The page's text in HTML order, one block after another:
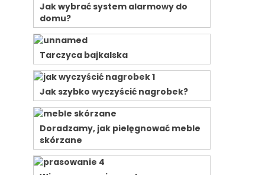
Jak wybrać system alarmowy do
domu?
Tarczyca bajkalska
Jak szybko wyczyścić nagrobek?
Doradzamy, jak pielęgnować meble
skórzane